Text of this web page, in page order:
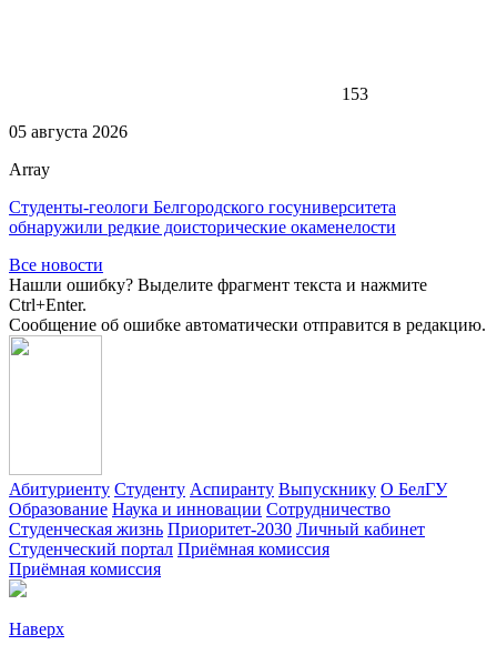
153
05 августа 2026
Array
Студенты-геологи Белгородского госуниверситета
обнаружили редкие доисторические окаменелости
Все новости
Нашли ошибку? Выделите фрагмент текста и нажмите
Ctrl+Enter.
Сообщение об ошибке автоматически отправится в редакцию.
Абитуриенту Студенту Аспиранту Выпускнику О БелГУ
Образование Наука и инновации Сотрудничество
Студенческая жизнь Приоритет-2030 Личный кабинет
Студенческий портал Приёмная комиссия
Приёмная комиссия
Наверх